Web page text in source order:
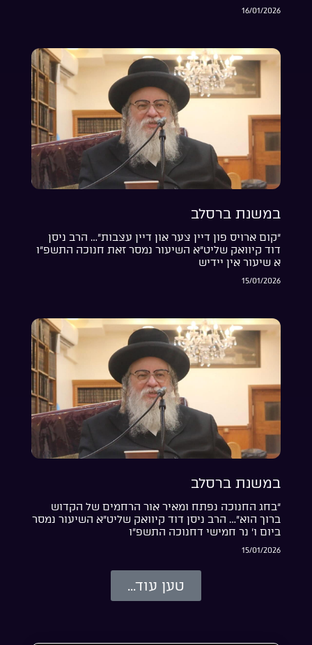
16/01/2026
במשנת ברסלב
“קום ארויס פון דיין צער און דיין עצבות”… הרב ניסן
דוד קיוואק שליט”א השיעור נמסר זאת חנוכה התשפ”ו
א שיעור אין יידיש
15/01/2026
במשנת ברסלב
“בחג החנוכה נפתח ומאיר אור הרחמים של הקדוש
ברוך הוא”… הרב ניסן דוד קיוואק שליט”א השיעור נמסר
ביום ו’ נר חמישי דחנוכה התשפ”ו
15/01/2026
טען עוד...